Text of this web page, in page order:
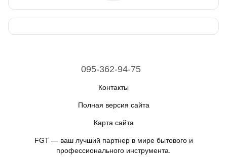
095-362-94-75
Контакты
Полная версия сайта
Карта сайта
FGT — ваш лучший партнер в мире бытового и
профессионального инструмента.